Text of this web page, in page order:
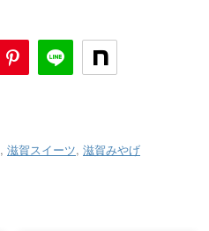
, 滋賀スイーツ, 滋賀みやげ